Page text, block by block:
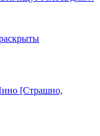
[Страшно,